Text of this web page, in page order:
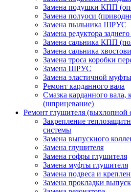
Замена подушки КПП
Замена полуоси
Замена пыльника ШРУС
Замена редуктора
Замена сальника КПП
Замена сальника
Замена троса коробки
Замена ШРУС
Замена эластичной
Ремонт карданного вала
Смазка карданного вала,
(шприцевание)
Ремонт глушителя (выхлопной
Закрепление
системы
Замена выпускного
Замена глушителя
Замена гофры глушителя
Замена муфты глушителя
Замена подвеса и
Замена прокладки